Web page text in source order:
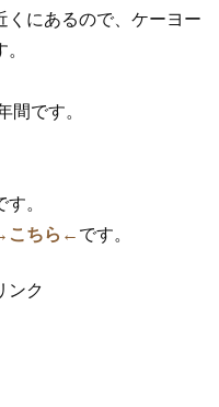
くにあるので、ケーヨー
間です。
す。
こちら← です。
ンク